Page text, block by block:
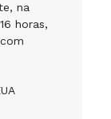
na
horas,